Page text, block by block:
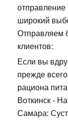
отправление
широкий
Отправляем
клиентов:
Если вы
прежде
рациона
Воткинск -
Самара: